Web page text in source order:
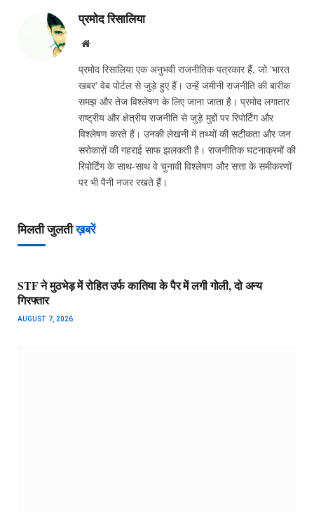
प्रमोद रिसालिया
Website
प्रमोद रिसालिया एक अनुभवी राजनीतिक पत्रकार हैं, जो 'भारत
खबर' वेब पोर्टल से जुड़े हुए हैं। उन्हें जमीनी राजनीति की बारीक
समझ और तेज विश्लेषण के लिए जाना जाता है। प्रमोद लगातार
राष्ट्रीय और क्षेत्रीय राजनीति से जुड़े मुद्दों पर रिपोर्टिंग और
विश्लेषण करते हैं। उनकी लेखनी में तथ्यों की सटीकता और जन
सरोकारों की गहराई साफ झलकती है। राजनीतिक घटनाक्रमों की
रिपोर्टिंग के साथ-साथ वे चुनावी विश्लेषण और सत्ता के समीकरणों
पर भी पैनी नजर रखते हैं।
मिलती जुलतीख़बरें
STF ने मुठभेड़ में रोहित उर्फ कातिया के पैर में लगी गोली, दो अन्य
गिरफ्तार
AUGUST 7, 2026